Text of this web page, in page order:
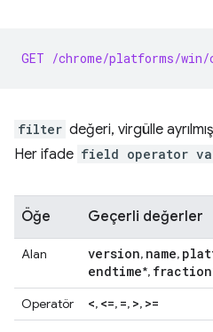
GET /chrome/platforms/
filter değeri, virgülle
Her ifade field operator
Öğe Geçerli değerler
Alan version, name,
endtime*, fraction
Operatör
<, <=, =, >, >=